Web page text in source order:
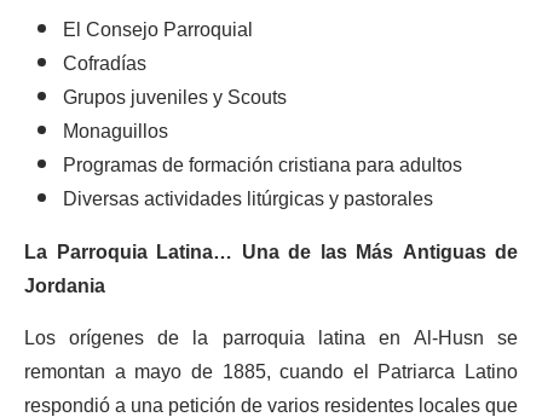
El Consejo Parroquial
Cofradías
Grupos juveniles y Scouts
Monaguillos
Programas de formación cristiana para adultos
Diversas actividades litúrgicas y pastorales
La Parroquia Latina… Una de las Más Antiguas de
Jordania
Los orígenes de la parroquia latina en Al-Husn se
remontan a mayo de 1885, cuando el Patriarca Latino
respondió a una petición de varios residentes locales que